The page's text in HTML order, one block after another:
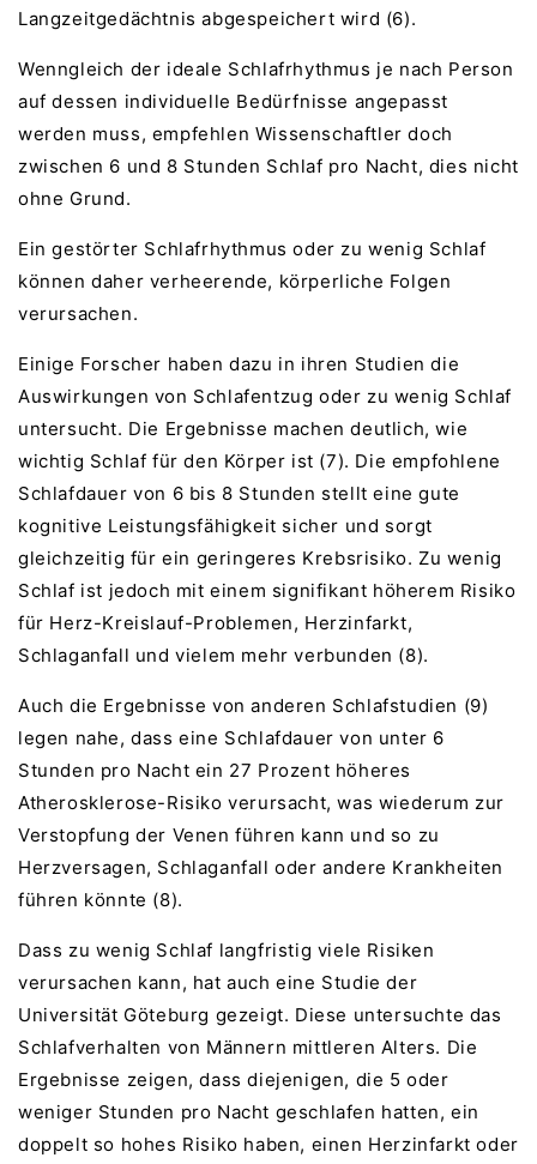
Langzeitgedächtnis abgespeichert wird (6).
Wenngleich der ideale Schlafrhythmus je nach Person
auf dessen individuelle Bedürfnisse angepasst
werden muss, empfehlen Wissenschaftler doch
zwischen 6 und 8 Stunden Schlaf pro Nacht, dies nicht
ohne Grund.
Ein gestörter Schlafrhythmus oder zu wenig Schlaf
können daher verheerende, körperliche Folgen
verursachen.
Einige Forscher haben dazu in ihren Studien die
Auswirkungen von Schlafentzug oder zu wenig Schlaf
untersucht. Die Ergebnisse machen deutlich, wie
wichtig Schlaf für den Körper ist (7). Die empfohlene
Schlafdauer von 6 bis 8 Stunden stellt eine gute
kognitive Leistungsfähigkeit sicher und sorgt
gleichzeitig für ein geringeres Krebsrisiko. Zu wenig
Schlaf ist jedoch mit einem signifikant höherem Risiko
für Herz-Kreislauf-Problemen, Herzinfarkt,
Schlaganfall und vielem mehr verbunden (8).
Auch die Ergebnisse von anderen Schlafstudien (9)
legen nahe, dass eine Schlafdauer von unter 6
Stunden pro Nacht ein 27 Prozent höheres
Atherosklerose-Risiko verursacht, was wiederum zur
Verstopfung der Venen führen kann und so zu
Herzversagen, Schlaganfall oder andere Krankheiten
führen könnte (8).
Dass zu wenig Schlaf langfristig viele Risiken
verursachen kann, hat auch eine Studie der
Universität Göteburg gezeigt. Diese untersuchte das
Schlafverhalten von Männern mittleren Alters. Die
Ergebnisse zeigen, dass diejenigen, die 5 oder
weniger Stunden pro Nacht geschlafen hatten, ein
doppelt so hohes Risiko haben, einen Herzinfarkt oder